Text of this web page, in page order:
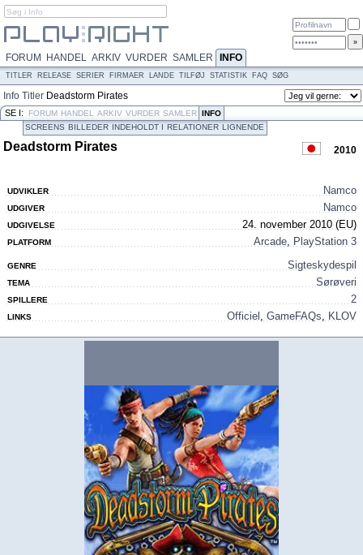
FORUM HANDEL ARKIV VURDER SAMLER INFO
TITLER RELEASE SERIER FIRMAER LANDE TILFØJ STATISTIK FAQ SØG
Info Titler Deadstorm Pirates
SE I: FORUM HANDEL ARKIV VURDER SAMLER INFO
SCREENS BILLEDER INDEHOLDT I RELATIONER LIGNENDE
Deadstorm Pirates 2010
UDVIKLER Namco
UDGIVER Namco
UDGIVELSE 24. november 2010 (EU)
PLATFORM Arcade, PlayStation 3
GENRE Sigteskydespil
TEMA Sørøveri
SPILLERE 2
LINKS Officiel , GameFAQs, KLOV